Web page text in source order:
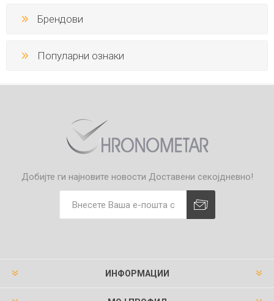
Брендови
Популарни ознаки
Добијте ги најновите новости Доставени секојдневно!
ИНФОРМАЦИИ